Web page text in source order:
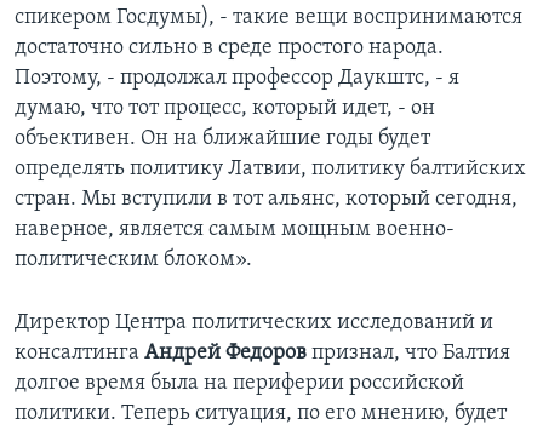
спикером Госдумы), - такие вещи воспринимаются
достаточно сильно в среде простого народа.
Поэтому, - продолжал профессор Даукштс, - я
думаю, что тот процесс, который идет, - он
объективен. Он на ближайшие годы будет
определять политику Латвии, политику балтийских
стран. Мы вступили в тот альянс, который сегодня,
наверное, является самым мощным военно-
политическим блоком».
Директор Центра политических исследований и
консалтинга Андрей Федоров признал, что Балтия
долгое время была на периферии российской
политики. Теперь ситуация, по его мнению, будет